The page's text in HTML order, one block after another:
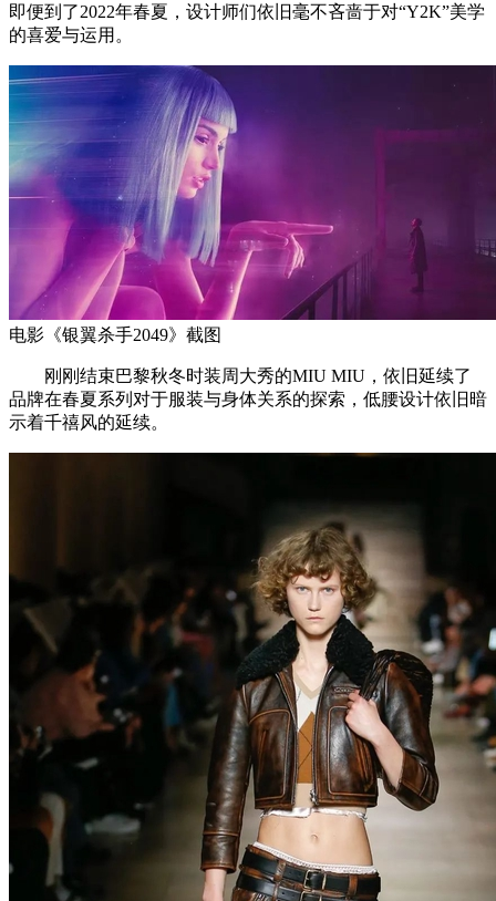
即便到了2022年春夏，设计师们依旧毫不吝啬于对“Y2K”美学
的喜爱与运用。
电影《银翼杀手2049》截图
刚刚结束巴黎秋冬时装周大秀的MIU MIU，依旧延续了
品牌在春夏系列对于服装与身体关系的探索，低腰设计依旧暗
示着千禧风的延续。